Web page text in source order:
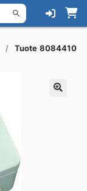
Tuote 8084410